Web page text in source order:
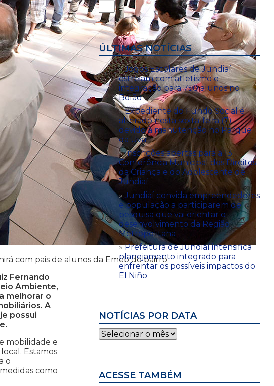
com pais de alunos da Emeb do bairro
Fernando
Ambiente,
melhorar o
A
possui
mobilidade e
Estamos
o
como
ÚLTIMAS NOTÍCIAS
Jogos Escolares de Jundiaí
estreiam com atletismo e
integração para 750 alunos no
Bolão
Expediente do Fundo Social é
alterado nesta sexta-feira (7)
devido à manutenção no Parque
da Uva
Inscrições abertas para a 13ª
Conferência Municipal dos Direitos
da Criança e do Adolescente de
Jundiaí
Jundiaí convida empreendedores
e população a participarem de
pesquisa que vai orientar o
desenvolvimento da Região
Metropolitana
Prefeitura de Jundiaí intensifica
planejamento integrado para
enfrentar os possíveis impactos do
El Niño
NOTÍCIAS POR DATA
Notícias
por
ACESSE TAMBÉM